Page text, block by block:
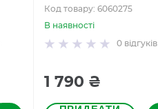
Код товару: 6060275
В наявності
0 відгуків
1 790 ₴